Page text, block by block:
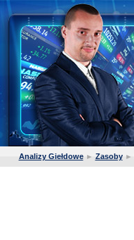
Analizy Giełdowe ► Zasoby ►